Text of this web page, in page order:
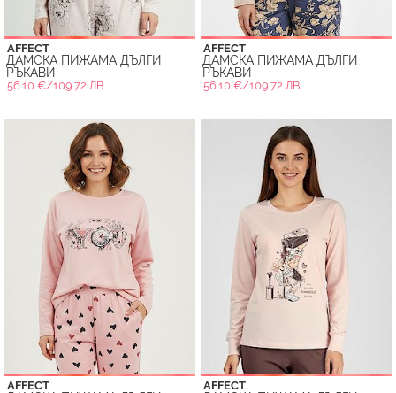
AFFECT
ДАМСКА ПИЖАМА ДЪЛГИ
РЪКАВИ
56.10 €/109.72 ЛВ.
AFFECT
ДАМСКА ПИЖАМА ДЪЛГИ
РЪКАВИ
56.10 €/109.72 ЛВ.
AFFECT AFFECT